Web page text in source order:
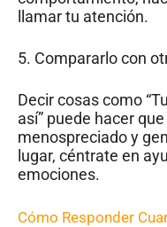
llamar tu atención.
5. Compararlo con
Decir cosas como
así” puede hacer
menospreciado y
lugar, céntrate en
emociones.
Cómo Responder